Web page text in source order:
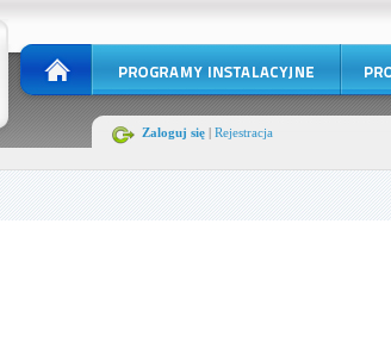
Zaloguj się| Rejestracja